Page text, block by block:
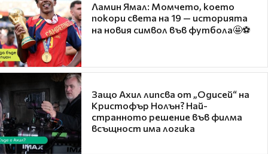
Ламин Ямал: Момчето, което
покори света на 19 — историята
на новия символ във футбола🤩⚽
Защо Ахил липсва от „Одисей“ на
Кристофър Нолън? Най-
странното решение във филма
всъщност има логика